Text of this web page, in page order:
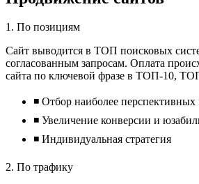
1. По позициям
Сайт выводится в ТОП поисковых
согласованным запросам. Оплата
сайта по ключевой фразе в ТОП-10,
◾ Отбор наиболее
◾ Увеличение конверсии и
◾ Индивидуальная стратегия
2. По трафику